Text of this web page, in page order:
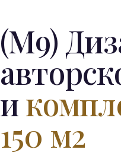
(М9)
и
150 м2